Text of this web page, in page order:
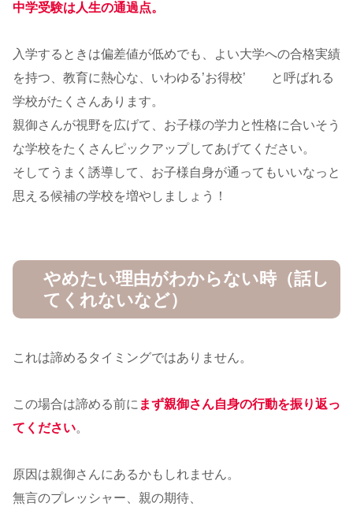
中学受験は人生の通過点。
入学するときは偏差値が低めでも、よい大学への合格実績
を持つ、教育に熱心な、いわゆる’お得校’ と呼ばれる
学校がたくさんあります。
親御さんが視野を広げて、お子様の学力と性格に合いそう
な学校をたくさんピックアップしてあげてください。
そしてうまく誘導して、お子様自身が通ってもいいなっと
思える候補の学校を増やしましょう！
やめたい理由がわからない時（話し
てくれないなど）
これは諦めるタイミングではありません。
この場合は諦める前に まず親御さん自身の行動を振り返っ
てください。
原因は親御さんにあるかもしれません。
無言のプレッシャー、親の期待、